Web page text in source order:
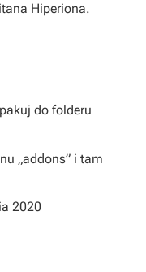
Hiperiona.
do folderu
„addons” i tam
2020